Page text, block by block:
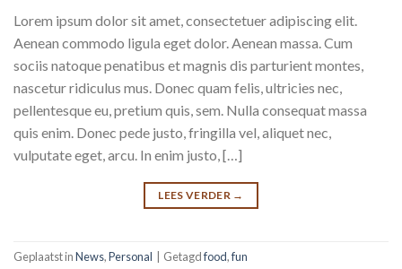
Lorem ipsum dolor sit amet, consectetuer adipiscing elit.
Aenean commodo ligula eget dolor. Aenean massa. Cum
sociis natoque penatibus et magnis dis parturient montes,
nascetur ridiculus mus. Donec quam felis, ultricies nec,
pellentesque eu, pretium quis, sem. Nulla consequat massa
quis enim. Donec pede justo, fringilla vel, aliquet nec,
vulputate eget, arcu. In enim justo, […]
LEES VERDER →
Geplaatst inNews,Personal Getagdfood,fun